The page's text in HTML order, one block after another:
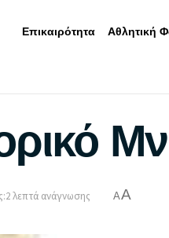
Επικαιρότητα Αθλητική
λεπτά ανάγνωσης AA